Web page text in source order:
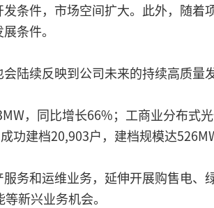
条件，市场空间扩大。此外，随着
条件。
陆续反映到公司未来的持续高质量
，同比增长66%；工商业分布式
功建档20,903户，建档规模达
务和运维业务，延伸开展购售电、
新兴业务机会。